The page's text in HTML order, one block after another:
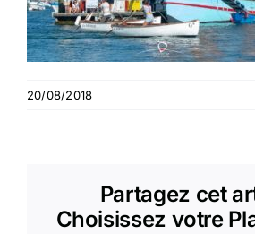
20/08/2018
Partagez cet
Choisissez votre